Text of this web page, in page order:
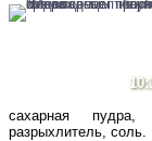
сахарная пудра,
разрыхлитель, соль.